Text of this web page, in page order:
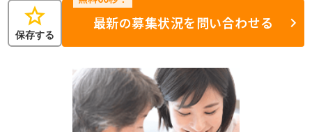
star
保存する
最新の募集状況を問い合わせる